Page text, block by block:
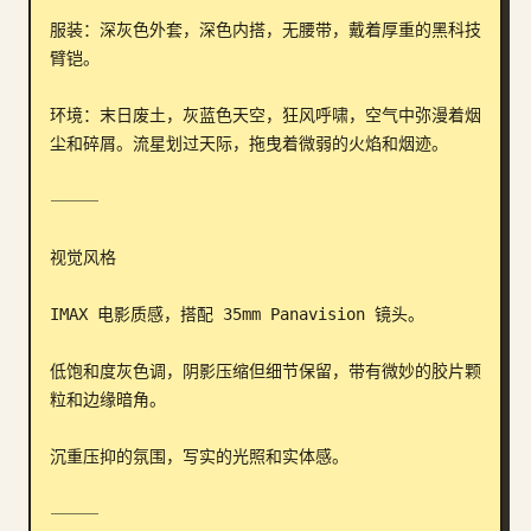
服装：深灰色外套，深色内搭，无腰带，戴着厚重的黑科技
臂铠。
环境：末日废土，灰蓝色天空，狂风呼啸，空气中弥漫着烟
尘和碎屑。流星划过天际，拖曳着微弱的火焰和烟迹。
⸻
视觉风格
IMAX 电影质感，搭配 35mm Panavision 镜头。
低饱和度灰色调，阴影压缩但细节保留，带有微妙的胶片颗
粒和边缘暗角。
沉重压抑的氛围，写实的光照和实体感。
⸻